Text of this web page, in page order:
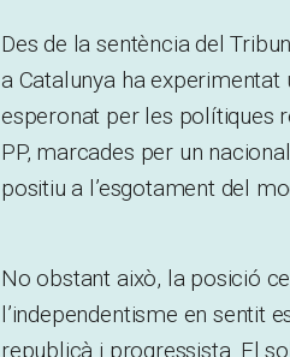
Des de la sentència del
a Catalunya ha
esperonat per les polítiques
PP, marcades per un
positiu a l’esgotament del
No obstant això, la posició
l’independentisme en sentit
republicà i progressista. El